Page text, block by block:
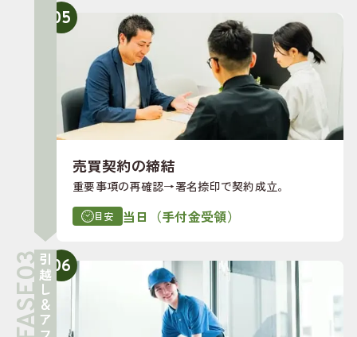
05
売買契約の締結
重要事項の再確認→署名捺印で契約成立。
目安 当日（手付金受領）
引越し＆アフター 06